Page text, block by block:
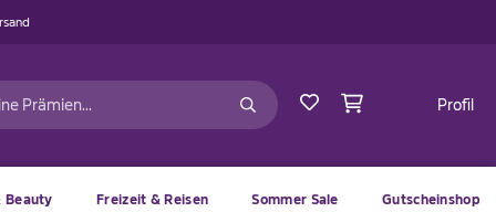
Profil
Beauty Freizeit & Reisen Sommer Sale Gutscheinshop